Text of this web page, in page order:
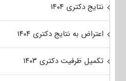
نتایج دکتری ۱۴۰۴
اعتراض به نتایج دکتری ۱۴۰۴
تکمیل ظرفیت دکتری ۱۴۰۳